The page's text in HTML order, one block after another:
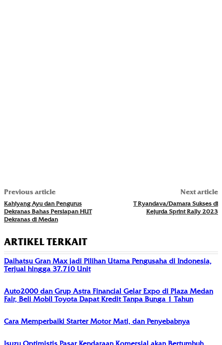
Previous article
Kahiyang Ayu dan Pengurus
Dekranas Bahas Persiapan HUT
Dekranas di Medan
Next article
T Ryandava/Damara Sukses di
Kejurda Sprint Rally 2023
ARTIKEL TERKAIT
Daihatsu Gran Max jadi Pilihan Utama Pengusaha di Indonesia,
Terjual hingga 37.710 Unit
Auto2000 dan Grup Astra Financial Gelar Expo di Plaza Medan
Fair, Beli Mobil Toyota Dapat Kredit Tanpa Bunga 1 Tahun
Cara Memperbaiki Starter Motor Mati, dan Penyebabnya